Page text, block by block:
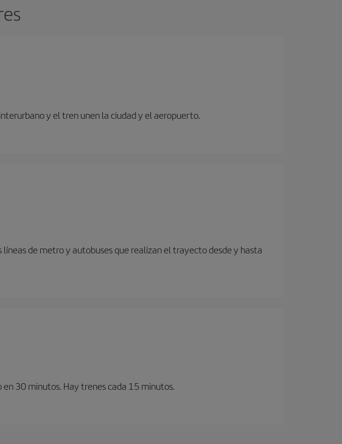
y el tren unen la ciudad y el aeropuerto.
de metro y autobuses que realizan el trayecto desde y hasta
30 minutos. Hay trenes cada 15 minutos.